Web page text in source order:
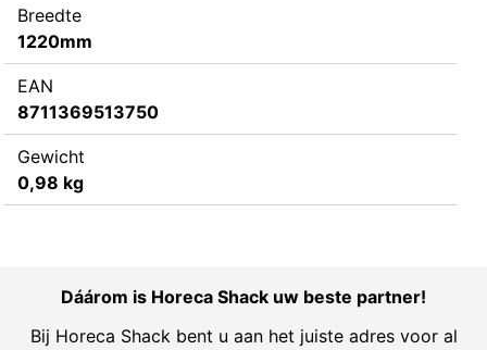
Breedte
1220mm
EAN
8711369513750
Gewicht
0,98 kg
Dáárom is Horeca Shack uw beste partner!
Bij Horeca Shack bent u aan het juiste adres voor al